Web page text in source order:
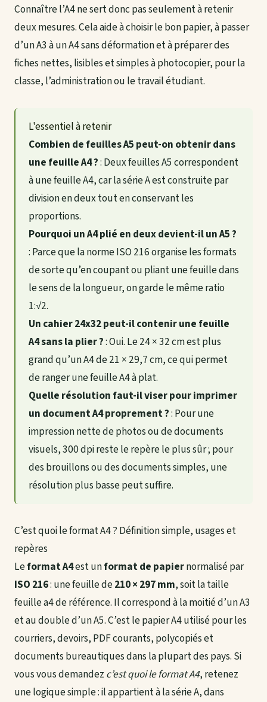
Connaître l’A4 ne sert donc pas seulement à retenir
deux mesures. Cela aide à choisir le bon papier, à passer
d’un A3 à un A4 sans déformation et à préparer des
fiches nettes, lisibles et simples à photocopier, pour la
classe, l’administration ou le travail étudiant.
L'essentiel à retenir
Combien de feuilles A5 peut-on obtenir dans
une feuille A4 ?: Deux feuilles A5 correspondent
à une feuille A4, car la série A est construite par
division en deux tout en conservant les
proportions.
Pourquoi un A4 plié en deux devient-il un A5 ?
: Parce que la norme ISO 216 organise les formats
de sorte qu’en coupant ou pliant une feuille dans
le sens de la longueur, on garde le même ratio
1:√2.
Un cahier 24x32 peut-il contenir une feuille
A4 sans la plier ?: Oui. Le 24 × 32 cm est plus
grand qu’un A4 de 21 × 29,7 cm, ce qui permet
de ranger une feuille A4 à plat.
Quelle résolution faut-il viser pour imprimer
un document A4 proprement ?: Pour une
impression nette de photos ou de documents
visuels, 300 dpi reste le repère le plus sûr ; pour
des brouillons ou des documents simples, une
résolution plus basse peut suffire.
C’est quoi le format A4 ? Définition simple, usages et
repères
Leformat A4est unformat de papiernormalisé par
ISO 216: une feuille de210 × 297 mm, soit la taille
feuille a4 de référence. Il correspond à la moitié d’un A3
et au double d’un A5. C’est le papier A4 utilisé pour les
courriers, devoirs, PDF courants, polycopiés et
documents bureautiques dans la plupart des pays. Si
vous vous demandez c’est quoi le format A4, retenez
une logique simple : il appartient à la série A, dans